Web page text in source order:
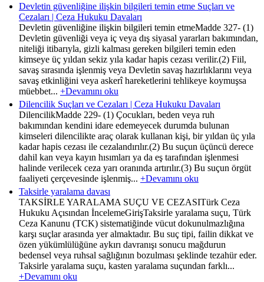
Devletin güvenliğine ilişkin bilgileri temin etme Suçları ve
Cezaları | Ceza Hukuku Davaları
Devletin güvenliğine ilişkin bilgileri temin etmeMadde 327- (1)
Devletin güvenliği veya iç veya dış siyasal yararları bakımından,
niteliği itibarıyla, gizli kalması gereken bilgileri temin eden
kimseye üç yıldan sekiz yıla kadar hapis cezası verilir.(2) Fiil,
savaş sırasında işlenmiş veya Devletin savaş hazırlıklarını veya
savaş etkinliğini veya askerî hareketlerini tehlikeye koymuşsa
müebbet... +Devamını oku
Dilencilik Suçları ve Cezaları | Ceza Hukuku Davaları
DilencilikMadde 229- (1) Çocukları, beden veya ruh
bakımından kendini idare edemeyecek durumda bulunan
kimseleri dilencilikte araç olarak kullanan kişi, bir yıldan üç yıla
kadar hapis cezası ile cezalandırılır.(2) Bu suçun üçüncü derece
dahil kan veya kayın hısımları ya da eş tarafından işlenmesi
halinde verilecek ceza yarı oranında artırılır.(3) Bu suçun örgüt
faaliyeti çerçevesinde işlenmiş... +Devamını oku
Taksirle yaralama davası
TAKSİRLE YARALAMA SUÇU VE CEZASITürk Ceza
Hukuku Açısından İncelemeGirişTaksirle yaralama suçu, Türk
Ceza Kanunu (TCK) sistematiğinde vücut dokunulmazlığına
karşı suçlar arasında yer almaktadır. Bu suç tipi, failin dikkat ve
özen yükümlülüğüne aykırı davranışı sonucu mağdurun
bedensel veya ruhsal sağlığının bozulması şeklinde tezahür eder.
Taksirle yaralama suçu, kasten yaralama suçundan farklı...
+Devamını oku